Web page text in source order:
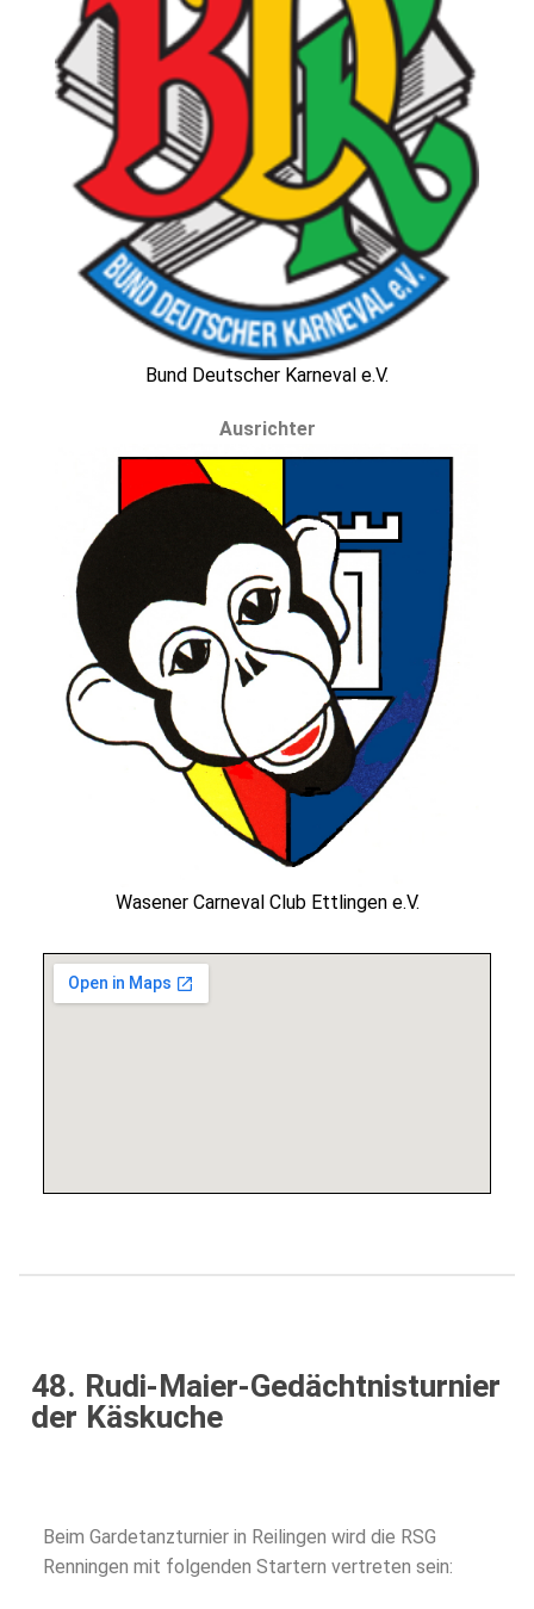
Bund Deutscher Karneval e.V.
Ausrichter
Wasener Carneval Club Ettlingen e.V.
48. Rudi-Maier-Gedächtnisturnier
der Käskuche
Beim Gardetanzturnier in Reilingen wird die RSG
Renningen mit folgenden Startern vertreten sein: